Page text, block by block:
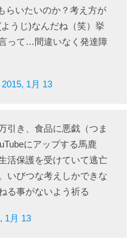
らいたいのか？考え方が
うじ)なんだね（笑）挙
って…間違いなく発達障
2015, 1月 13
引き、食品に悪戯（つま
にアップする馬鹿
活保護を受けていて逃亡
いびつな考えしかできな
る事がないよう祈る
1月 13